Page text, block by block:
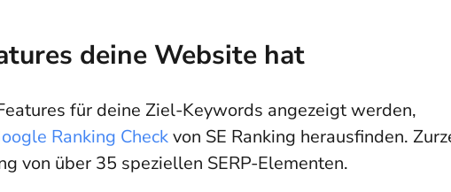
deine Website hat
für deine Ziel-Keywords angezeigt werden,
Ranking Checkvon SE Ranking herausfinden.
von über 35 speziellen SERP-Elementen.